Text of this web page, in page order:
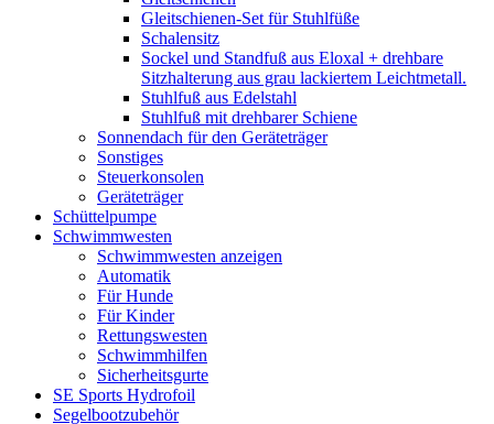
Gleitschienen-Set für Stuhlfüße
Schalensitz
Sockel und Standfuß aus Eloxal + drehbare
Sitzhalterung aus grau lackiertem Leichtmetall.
Stuhlfuß aus Edelstahl
Stuhlfuß mit drehbarer Schiene
Sonnendach für den Geräteträger
Sonstiges
Steuerkonsolen
Geräteträger
Schüttelpumpe
Schwimmwesten
Schwimmwesten anzeigen
Automatik
Für Hunde
Für Kinder
Rettungswesten
Schwimmhilfen
Sicherheitsgurte
SE Sports Hydrofoil
Segelbootzubehör